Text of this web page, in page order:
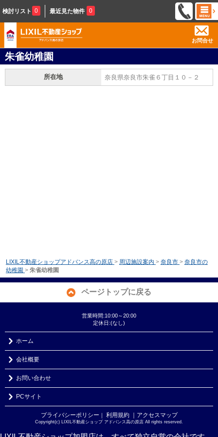
検討リスト 0 最近見た物件 0
お問合せ
朱雀幼稚園
所在地 奈良県奈良市朱雀６丁目１０－２
LIXIL不動産ショップアドバンス高の原店 > 周辺施設案内 > 奈良市 > 奈良市の
幼稚園 > 朱雀幼稚園
ページトップに戻る
営業時間:10:00～20:00
定休日:(なし)
ホーム
会社概要
お問い合わせ
PCサイト
プライバシーポリシー ｜ 利用規約 ｜アクセスマップ
Copyright(c) LIXIL不動産ショップ アドバンス高の原店 All rights reserved.